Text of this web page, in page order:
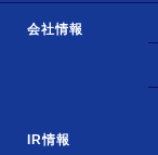
会社情報
IR情報